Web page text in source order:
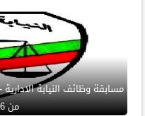
مسابقة وظائف النيابة
من 6 يوليو 2021